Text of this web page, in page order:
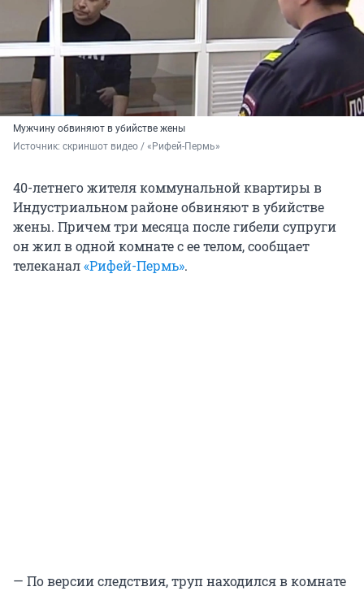
Мужчину обвиняют в убийстве жены
Источник: скриншот видео / «Рифей-Пермь»
40-летнего жителя коммунальной квартиры в
Индустриальном районе обвиняют в убийстве
жены. Причем три месяца после гибели супруги
он жил в одной комнате с ее телом, сообщает
телеканал«Рифей-Пермь».
— По версии следствия, труп находился в комнате